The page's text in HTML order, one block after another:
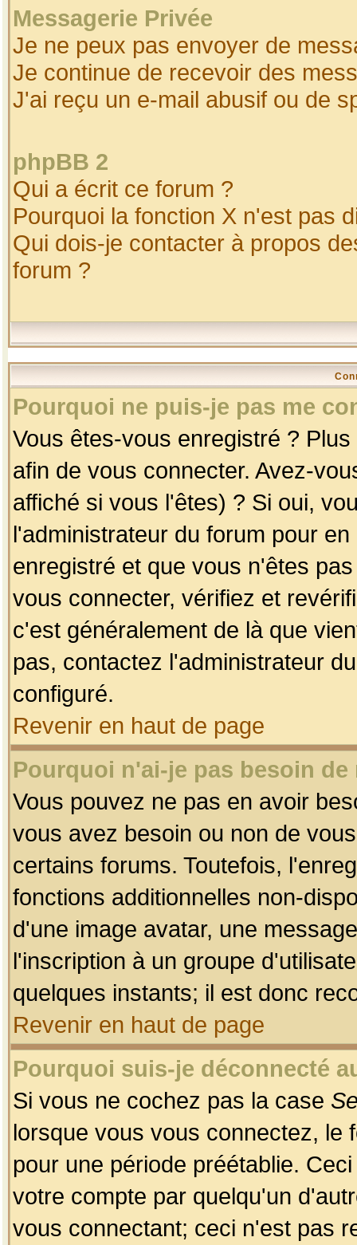
Messagerie Privée
Je ne peux pas envoyer de
Je continue de recevoir des
J'ai reçu un e-mail abusif ou de
phpBB 2
Qui a écrit ce forum ?
Pourquoi la fonction X n'est pas
Qui dois-je contacter à propos
forum ?
Pourquoi ne puis-je pas me
Vous êtes-vous enregistré ?
afin de vous connecter. Avez-
affiché si vous l'êtes) ? Si oui,
l'administrateur du forum pour
enregistré et que vous n'êtes
vous connecter, vérifiez et
c'est généralement de là que
pas, contactez l'administrateur
configuré.
Revenir en haut de page
Pourquoi n'ai-je pas besoin
Vous pouvez ne pas en avoir
vous avez besoin ou non de
certains forums. Toutefois,
fonctions additionnelles non-
d'une image avatar, une
l'inscription à un groupe
quelques instants; il est donc
Revenir en haut de page
Pourquoi suis-je déconnecté
Si vous ne cochez pas la case
lorsque vous vous connectez, le
pour une période préétablie.
votre compte par quelqu'un
vous connectant; ceci n'est pas